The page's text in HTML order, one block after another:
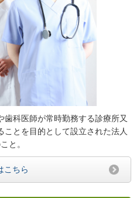
科医師が常時勤務する診療所又
ことを目的として設立された法人
と。
こちら